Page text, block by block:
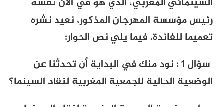
السينمائي المغربي، الذي هو في الآن نفسه
رئيس مؤسسة المهرجان المذكور، نعيد نشره
تعميما للفائدة. فيما يلي نص الحوار:
سؤال 1 : نود منك في البداية أن تحدثنا عن
الوضعية الحالية للجمعية المغربية لنقاد السينما؟